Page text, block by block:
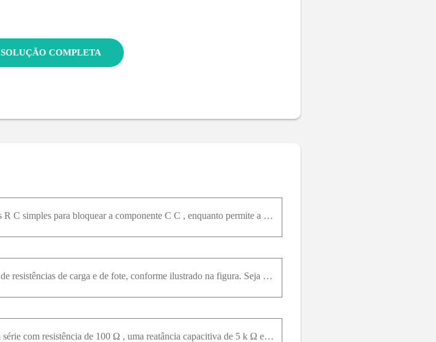
MOSTRAR SOLUÇÃO COMPLETA
Em um circuito amplificador é preciso um filtro passa-altas R C simples para bloquear a componente C C , enquanto permite a passagem da componente variável com o tempo. Se a frequência de aumento de a
Na prática, o projeto de filtros R C deve prever a inclusão de resistências de carga e de fote, conforme ilustrado na figura. Seja R = 4k Ω e C = 40n F . Obtenha a frequência de corte quando: R s = 0
Em um dispositivo eletrônico é empregado um circuito em série com resistência de 100 Ω , uma reatância capacitiva de 5 k Ω e uma reatância indutiva de 300 Ω , quando usado em 2M H z . Determine a freq